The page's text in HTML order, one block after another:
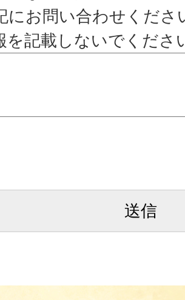
にお問い合わせくださ
を記載しないでくださ